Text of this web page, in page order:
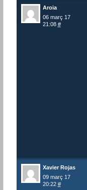
Aroia
06 març 17
21:08 #
Xavier Rojas
09 març 17
20:22 #